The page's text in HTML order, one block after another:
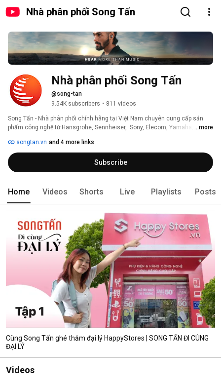
Nhà phân phối Song Tấn
Nhà phân phối Song Tấn
@song-tan
9.54K subscribers • 811 videos
Song Tấn - Nhà phân phối chính hãng tại Việt Nam chuyên cung cấp sản
phẩm công nghệ từ Hansgrohe, Sennheiser,  Sony, Elecom, Yamaha,
Mastrad, Kitchenaid, Durachefs, BK gần 20 năm kinh nghiệm và với hơn
350 đại lý trên toàn quốc.
...more
songtan.vn and 4 more links
Subscribe
Home Videos Shorts Live Playlists Posts
Cùng Song Tấn ghé thăm đại lý HappyStores | SONG TẤN ĐI CÙNG
ĐẠI LÝ
Videos